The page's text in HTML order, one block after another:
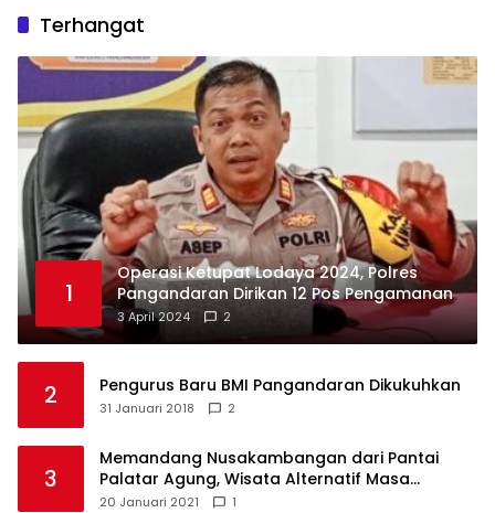
Terhangat
1
Operasi Ketupat Lodaya 2024, Polres
Pangandaran Dirikan 12 Pos Pengamanan
3 April 2024 2
2 Pengurus Baru BMI Pangandaran Dikukuhkan
31 Januari 2018 2
3
Memandang Nusakambangan dari Pantai
Palatar Agung, Wisata Alternatif Masa
Pandemi
20 Januari 2021 1